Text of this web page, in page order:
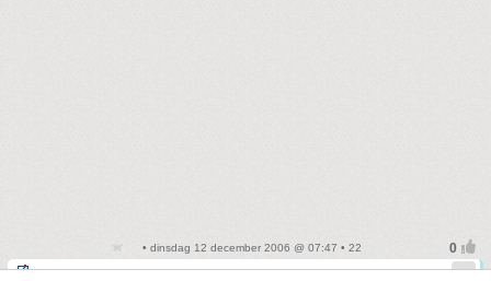
• dinsdag 12 december 2006 @ 07:47 • 22
RoofingBurner